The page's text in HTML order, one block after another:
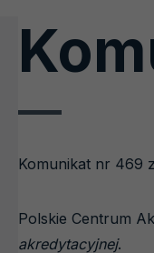
Komunikat nr 469
Polskie Centrum
akredytacyjnej.